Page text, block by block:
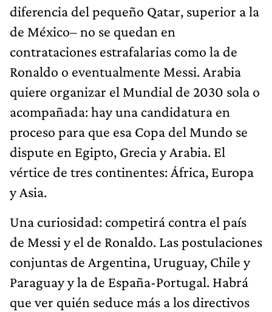
diferencia del pequeño Qatar, superior a la
de México– no se quedan en
contrataciones estrafalarias como la de
Ronaldo o eventualmente Messi. Arabia
quiere organizar el Mundial de 2030 sola o
acompañada: hay una candidatura en
proceso para que esa Copa del Mundo se
dispute en Egipto, Grecia y Arabia. El
vértice de tres continentes: África, Europa
y Asia.
Una curiosidad: competirá contra el país
de Messi y el de Ronaldo. Las postulaciones
conjuntas de Argentina, Uruguay, Chile y
Paraguay y la de España-Portugal. Habrá
que ver quién seduce más a los directivos